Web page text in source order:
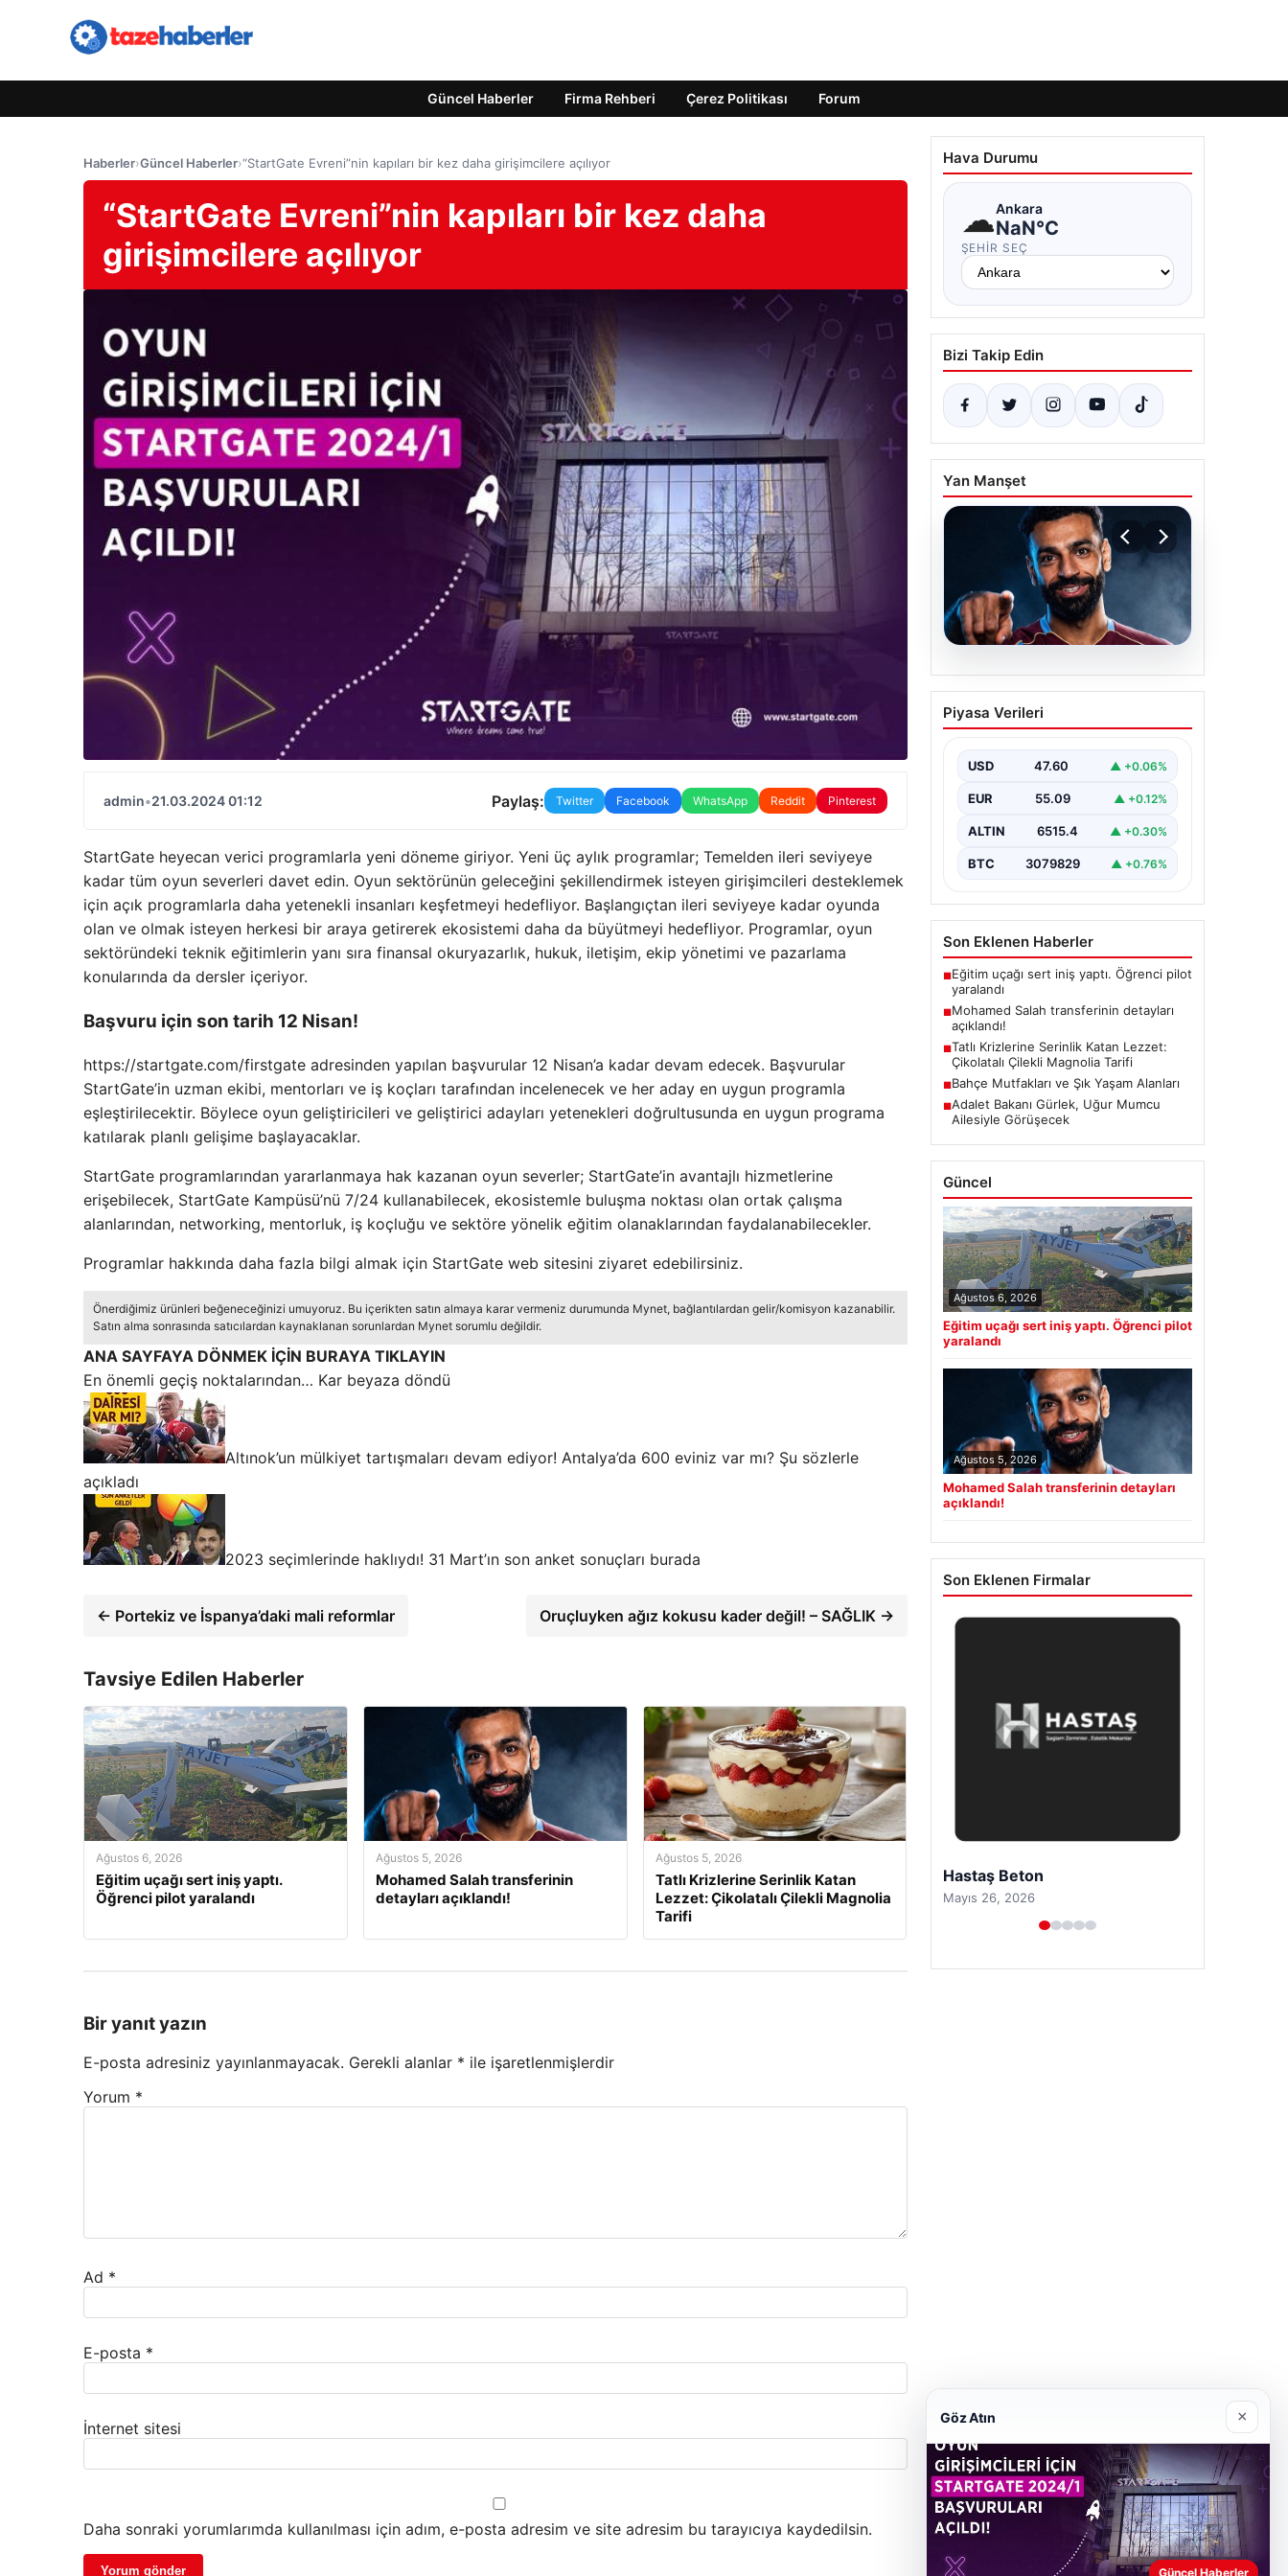
Güncel Haberler Firma Rehberi Çerez Politikası Forum
Haberler›Güncel Haberler›“StartGate Evreni”nin kapıları bir kez daha girişimcilere açılıyor
“StartGate Evreni”nin kapıları bir kez daha
girişimcilere açılıyor
admin•21.03.2024 01:12 Paylaş: Twitter Facebook WhatsApp Reddit Pinterest
StartGate heyecan verici programlarla yeni döneme giriyor. Yeni üç aylık programlar; Temelden ileri seviyeye
kadar tüm oyun severleri davet edin. Oyun sektörünün geleceğini şekillendirmek isteyen girişimcileri desteklemek
için açık programlarla daha yetenekli insanları keşfetmeyi hedefliyor. Başlangıçtan ileri seviyeye kadar oyunda
olan ve olmak isteyen herkesi bir araya getirerek ekosistemi daha da büyütmeyi hedefliyor. Programlar, oyun
sektöründeki teknik eğitimlerin yanı sıra finansal okuryazarlık, hukuk, iletişim, ekip yönetimi ve pazarlama
konularında da dersler içeriyor.
Başvuru için son tarih 12 Nisan!
https://startgate.com/firstgate adresinden yapılan başvurular 12 Nisan’a kadar devam edecek. Başvurular
StartGate’in uzman ekibi, mentorları ve iş koçları tarafından incelenecek ve her aday en uygun programla
eşleştirilecektir. Böylece oyun geliştiricileri ve geliştirici adayları yetenekleri doğrultusunda en uygun programa
katılarak planlı gelişime başlayacaklar.
StartGate programlarından yararlanmaya hak kazanan oyun severler; StartGate’in avantajlı hizmetlerine
erişebilecek, StartGate Kampüsü’nü 7/24 kullanabilecek, ekosistemle buluşma noktası olan ortak çalışma
alanlarından, networking, mentorluk, iş koçluğu ve sektöre yönelik eğitim olanaklarından faydalanabilecekler.
Programlar hakkında daha fazla bilgi almak için StartGate web sitesini ziyaret edebilirsiniz.
Önerdiğimiz ürünleri beğeneceğinizi umuyoruz. Bu içerikten satın almaya karar vermeniz durumunda Mynet, bağlantılardan gelir/komisyon kazanabilir.
Satın alma sonrasında satıcılardan kaynaklanan sorunlardan Mynet sorumlu değildir.
ANA SAYFAYA DÖNMEK İÇİN BURAYA TIKLAYIN
En önemli geçiş noktalarından… Kar beyaza döndü
Altınok’un mülkiyet tartışmaları devam ediyor! Antalya’da 600 eviniz var mı? Şu sözlerle
açıkladı
2023 seçimlerinde haklıydı! 31 Mart’ın son anket sonuçları burada
← Portekiz ve İspanya’daki mali reformlar Oruçluyken ağız kokusu kader değil! – SAĞLIK →
Tavsiye Edilen Haberler
Ağustos 6, 2026
Eğitim uçağı sert iniş yaptı.
Öğrenci pilot yaralandı
Ağustos 5, 2026
Mohamed Salah transferinin
detayları açıklandı!
Ağustos 5, 2026
Tatlı Krizlerine Serinlik Katan
Lezzet: Çikolatalı Çilekli Magnolia
Tarifi
Bir yanıt yazın
E-posta adresiniz yayınlanmayacak. Gerekli alanlar * ile işaretlenmişlerdir
Yorum *
Ad *
E-posta *
İnternet sitesi
Daha sonraki yorumlarımda kullanılması için adım, e-posta adresim ve site adresim bu tarayıcıya kaydedilsin.
Hava Durumu
☁Ankara
NaN°C
ŞEHIR SEÇ
Bizi Takip Edin
Yan Manşet
05.08.2026
Mohamed Salah
transferinin detayları
Piyasa Verileri
USD 47.60 ▲ +0.06%
EUR 55.09 ▲ +0.12%
ALTIN 6515.4 ▲ +0.30%
BTC 3079829 ▲ +0.76%
Son Eklenen Haberler
■Eğitim uçağı sert iniş yaptı. Öğrenci pilot
yaralandı
■Mohamed Salah transferinin detayları
açıklandı!
■Tatlı Krizlerine Serinlik Katan Lezzet:
Çikolatalı Çilekli Magnolia Tarifi
■Bahçe Mutfakları ve Şık Yaşam Alanları
■Adalet Bakanı Gürlek, Uğur Mumcu
Ailesiyle Görüşecek
Güncel
Ağustos 6, 2026
Eğitim uçağı sert iniş yaptı. Öğrenci pilot
yaralandı
Ağustos 5, 2026
Mohamed Salah transferinin detayları
açıklandı!
Son Eklenen Firmalar
Prenses Night Club
Nisan 29, 2026
Göz Atın ×
Güncel Haberler